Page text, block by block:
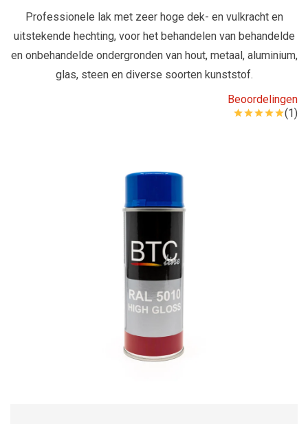
Professionele lak met zeer hoge dek- en vulkracht en
uitstekende hechting, voor het behandelen van behandelde
en onbehandelde ondergronden van hout, metaal, aluminium,
glas, steen en diverse soorten kunststof.
Beoordelingen
(1)